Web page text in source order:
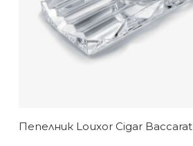
Пепелник Louxor Cigar Baccarat